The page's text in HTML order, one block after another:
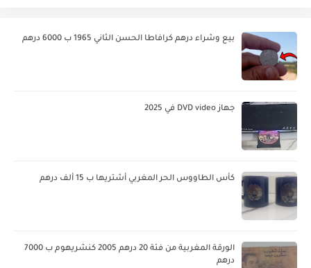
بيع وشراء درهم كرافاطا الحسن الثاني 1965 ب 6000 درهم
جهاز DVD video في 2025
كأس الطاووس الحر المغربي أشتريها ب 15 ألف درهم
الورقة المغربية من فئة 20 درهم 2005 كنشريهوم ب 7000
درهم